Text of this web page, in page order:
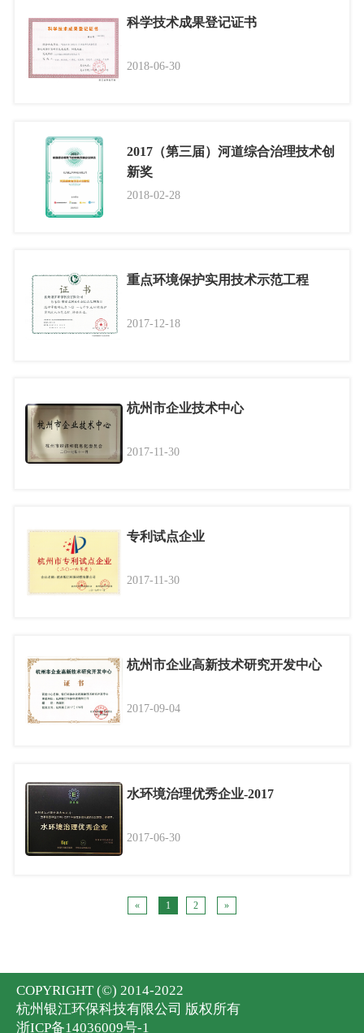
科学技术成果登记证书
2018-06-30
2017（第三届）河道综合治理技术创
新奖
2018-02-28
重点环境保护实用技术示范工程
2017-12-18
杭州市企业技术中心
2017-11-30
专利试点企业
2017-11-30
杭州市企业高新技术研究开发中心
2017-09-04
水环境治理优秀企业-2017
2017-06-30
« 1 2 »
COPYRIGHT (©) 2014-2022
杭州银江环保科技有限公司 版权所有
浙ICP备14036009号-1